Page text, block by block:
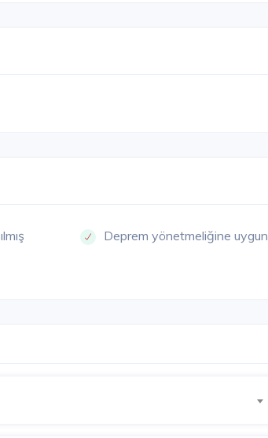
Deprem yönetmeliğine uygun
İzmir / Konak